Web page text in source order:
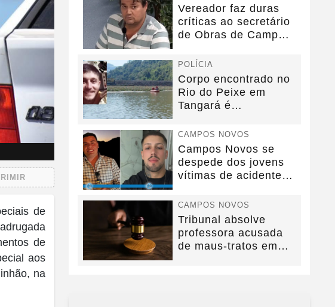
de
de
aos
na
Vereador faz duras
críticas ao secretário
de Obras de Campos
POLÍCIA
Corpo encontrado no
Rio do Peixe em
Tangará é
CAMPOS NOVOS
Campos Novos se
despede dos jovens
vítimas de acidente
CAMPOS NOVOS
Tribunal absolve
professora acusada
de maus-tratos em